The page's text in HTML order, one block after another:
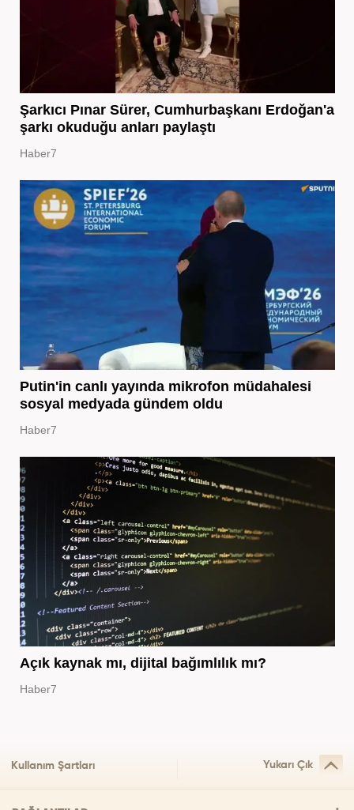
Şarkıcı Pınar Sürer, Cumhurbaşkanı Erdoğan'a
şarkı okuduğu anları paylaştı
Haber7
Putin'in canlı yayında mikrofon müdahalesi
sosyal medyada gündem oldu
Haber7
Açık kaynak mı, dijital bağımlılık mı?
Haber7
Kullanım Şartları Yukarı Çık